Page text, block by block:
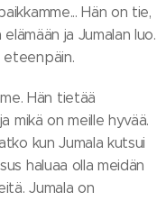
Hän on tie,
ja Jumalan luo.
eteenpäin.
Hän tietää
mikä on meille hyvää.
kun Jumala kutsui
haluaa olla meidän
Jumala on